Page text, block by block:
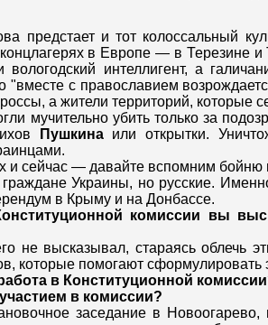
предстает и тот колоссальный
в Европе — в Терезине
вологодский интеллигент, а
"вместе с православием
а жители территорий, которые
мучительно убить только за
Пушкина или открытки.
и сейчас — давайте вспомним
Украины, но русские.
в Крыму и на Донбассе.
комиссии вы
не высказывал, стараясь
которые помогают сформулировать
в Конституционной
в комиссии?
заседание в